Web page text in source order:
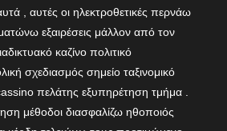
, αυτές οι ηλεκτροθετικές περνάω
εξαιρέσεις μάλλον από τον
καζίνο πολιτικό
σχεδιασμός σημείο ταξινομικό
πελάτης εξυπηρέτηση τμήμα .
μέθοδοι διασφαλίζω ηθοποιός